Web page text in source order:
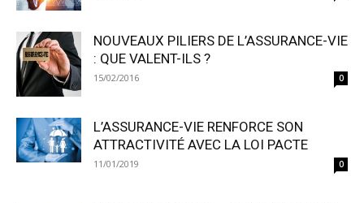
NOUVEAUX PILIERS DE L’ASSURANCE-VIE
: QUE VALENT-ILS ?
15/02/2016 0
L’ASSURANCE-VIE RENFORCE SON
ATTRACTIVITÉ AVEC LA LOI PACTE
11/01/2019 0